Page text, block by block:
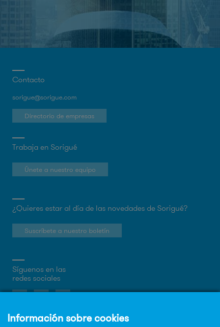
Contacto
sorigue@sorigue.com
Directorio de empresas
Trabaja en Sorigué
Únete a nuestro equipo
¿Quieres estar al día de las novedades de Sorigué?
Suscríbete a nuestro boletín
Síguenos en las
redes sociales